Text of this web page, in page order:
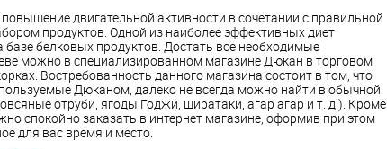
двигательной активности в сочетании с правильной
продуктов. Одной из наиболее эффективных диет
базе белковых продуктов. Достать все необходимые
можно в специализированном магазине Дюкан в торговом
Востребованность данного магазина состоит в том, что
Дюканом, далеко не всегда можно найти в обычной
отруби, ягоды Годжи, ширатаки, агар агар и т. д.). Кроме
спокойно заказать в интернет магазине, оформив при этом
для вас время и место.